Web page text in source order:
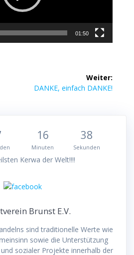
01:50
Weiter:
Nächster
DANKE, einfach DANKE!
16
Minuten
38
Sekunden
Kerwa der Welt!!!!
Brunst E.V.
sind traditionelle Werte wie
sowie die Unterstützung
sozialer Projekte innerhalb der